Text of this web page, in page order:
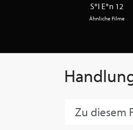
S*l E*n 12
Ähnliche Filme
Zu diesem